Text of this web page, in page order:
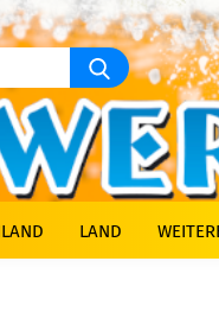
Suche...
LAND